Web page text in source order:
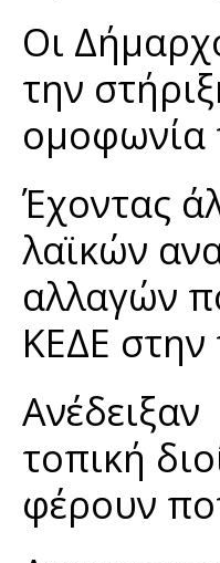
Οι
την
ομοφωνία
Έχοντας
λαϊκών
αλλαγών
ΚΕΔΕ στην
Ανέδειξαν
τοπική
φέρουν